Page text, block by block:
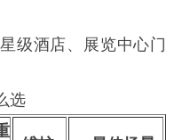
级酒店、展览中心门
选